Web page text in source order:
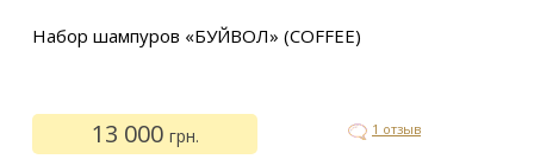
Набор шампуров «БУЙВОЛ» (COFFEE)
13 000 грн. 1 отзыв